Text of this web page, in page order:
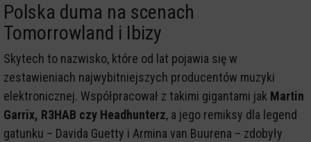
Polska duma na scenach
Tomorrowland i Ibizy
Skytech to nazwisko, które od lat pojawia się w
zestawieniach najwybitniejszych producentów muzyki
elektronicznej. Współpracował z takimi gigantami jak Martin
Garrix, R3HAB czy Headhunterz, a jego remiksy dla legend
gatunku – Davida Guetty i Armina van Buurena – zdobyły